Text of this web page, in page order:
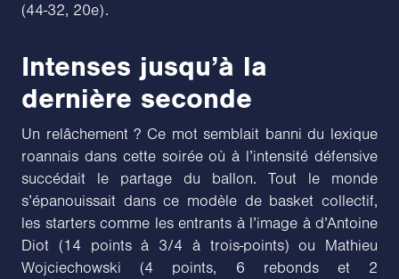
(44-32, 20e).
Intenses jusqu’à la
dernière seconde
Un relâchement ? Ce mot semblait banni du lexique
roannais dans cette soirée où à l’intensité défensive
succédait le partage du ballon. Tout le monde
s’épanouissait dans ce modèle de basket collectif,
les starters comme les entrants à l’image à d’Antoine
Diot (14 points à 3/4 à trois-points) ou Mathieu
Wojciechowski (4 points, 6 rebonds et 2